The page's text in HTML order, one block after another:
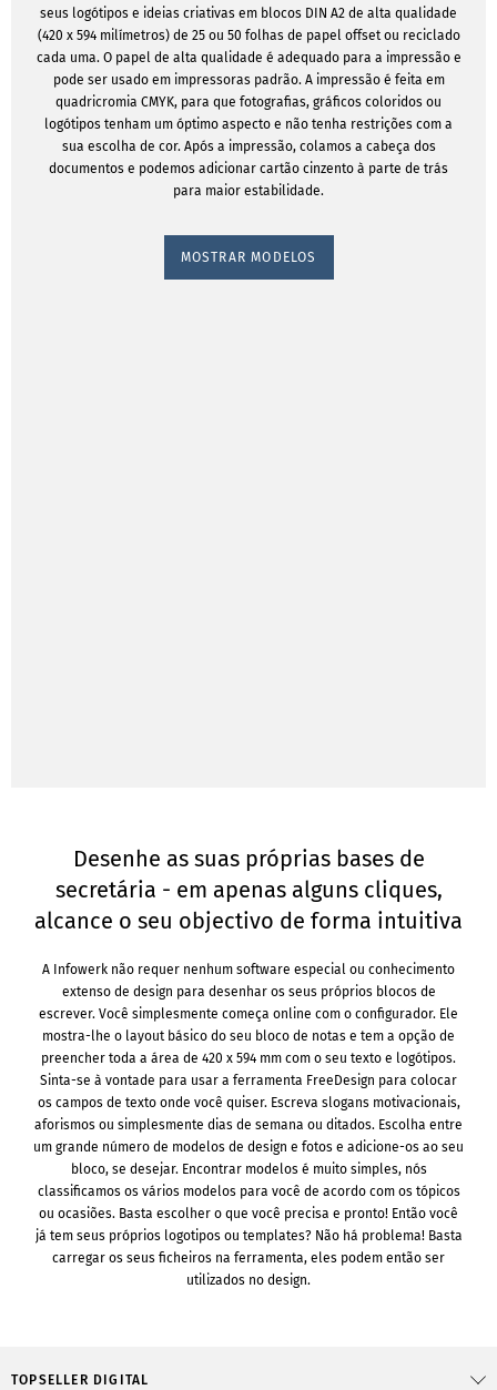
seus logótipos e ideias criativas em blocos DIN A2 de alta qualidade
(420 x 594 milímetros) de 25 ou 50 folhas de papel offset ou reciclado
cada uma. O papel de alta qualidade é adequado para a impressão e
pode ser usado em impressoras padrão. A impressão é feita em
quadricromia CMYK, para que fotografias, gráficos coloridos ou
logótipos tenham um óptimo aspecto e não tenha restrições com a
sua escolha de cor. Após a impressão, colamos a cabeça dos
documentos e podemos adicionar cartão cinzento à parte de trás
para maior estabilidade.
MOSTRAR MODELOS
Desenhe as suas próprias bases de
secretária - em apenas alguns cliques,
alcance o seu objectivo de forma intuitiva
A Infowerk não requer nenhum software especial ou conhecimento
extenso de design para desenhar os seus próprios blocos de
escrever. Você simplesmente começa online com o configurador. Ele
mostra-lhe o layout básico do seu bloco de notas e tem a opção de
preencher toda a área de 420 x 594 mm com o seu texto e logótipos.
Sinta-se à vontade para usar a ferramenta FreeDesign para colocar
os campos de texto onde você quiser. Escreva slogans motivacionais,
aforismos ou simplesmente dias de semana ou ditados. Escolha entre
um grande número de modelos de design e fotos e adicione-os ao seu
bloco, se desejar. Encontrar modelos é muito simples, nós
classificamos os vários modelos para você de acordo com os tópicos
ou ocasiões. Basta escolher o que você precisa e pronto! Então você
já tem seus próprios logotipos ou templates? Não há problema! Basta
carregar os seus ficheiros na ferramenta, eles podem então ser
utilizados no design.
TOPSELLER DIGITAL